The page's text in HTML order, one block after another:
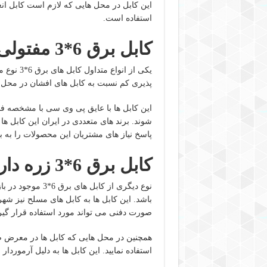
این کابل در محل هایی که لازم است کابل
استفاده است.
کابل برق 6*3 مفتولی
یکی از
پذیری کم نسبت به کابل های افشان در
شوند. برند های متعددی در ایران این کابل
پاسخ نیاز های مشتریان این محصولات را به
کابل برق 6*3 زره دار
نوع دیگری از کابل های برق 6*3 موجود در بازار که کاربرد خاص تری دارد،
باشد. این کابل ها به کابل های مسلح نیز
صورت دفنی می تواند مورد استفاده قرار
استفاده نمایید. این کابل ها به دلیل